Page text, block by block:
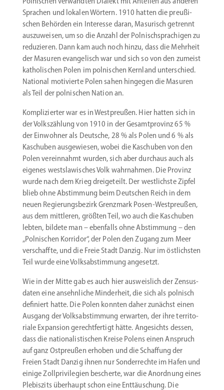
Sprachen und lokalen Wörtern. 1910 hatten die preußi­
schen Behörden ein Interesse daran, Masurisch getrennt
auszu­weisen, um so die Anzahl der Polnisch­spra­chigen zu
reduzieren. Dann kam auch noch hinzu, dass die Mehrheit
der Masuren evange­lisch war und sich so von den zumeist
katho­li­schen Polen im polni­schen Kernland unter­schied.
National motivierte Polen sahen hingegen die Masuren
als Teil der polni­schen Nation an.
Kompli­zierter war es in Westpreußen. Hier hatten sich in
der Volks­zählung von 1910 in der Gesamt­provinz 65 %
der Einwohner als Deutsche, 28 % als Polen und 6 % als
Kaschuben ausge­wiesen, wobei die Kaschuben von den
Polen verein­nahmt wurden, sich aber durchaus auch als
eigenes westsla­wi­sches Volk wahrnahmen. Die Provinz
wurde nach dem Krieg dreige­teilt. Der westlichste Zipfel
blieb ohne Abstimmung beim Deutschen Reich in dem
neuen Regie­rungs­bezirk Grenzmark Posen-Westpreußen,
aus dem mittleren, größten Teil, wo auch die Kaschuben
lebten, bildete man – ebenfalls ohne Abstimmung – den
„Polni­schen Korridor“, der Polen den Zugang zum Meer
verschaffte, und die Freie Stadt Danzig. Nur im östlichsten
Teil wurde eine Volks­ab­stimmung angesetzt.
Wie in der Mitte gab es auch hier ausweislich der Zensus­
daten eine ansehn­liche Minderheit, die sich als polnisch
definiert hatte. Die Polen konnten daher zunächst einen
Ausgang der Volks­ab­stimmung erwarten, der ihre terri­to­
riale Expansion gerecht­fertigt hätte. Angesichts dessen,
dass die natio­na­lis­ti­schen Kreise Polens einen Anspruch
auf ganz Ostpreußen erhoben und die Schaffung der
Freien Stadt Danzig ihnen nur Sonder­rechte im Hafen und
einige Zollpri­vi­legien bescherte, war die Anordnung eines
Plebiszits überhaupt schon eine Enttäu­schung. Die